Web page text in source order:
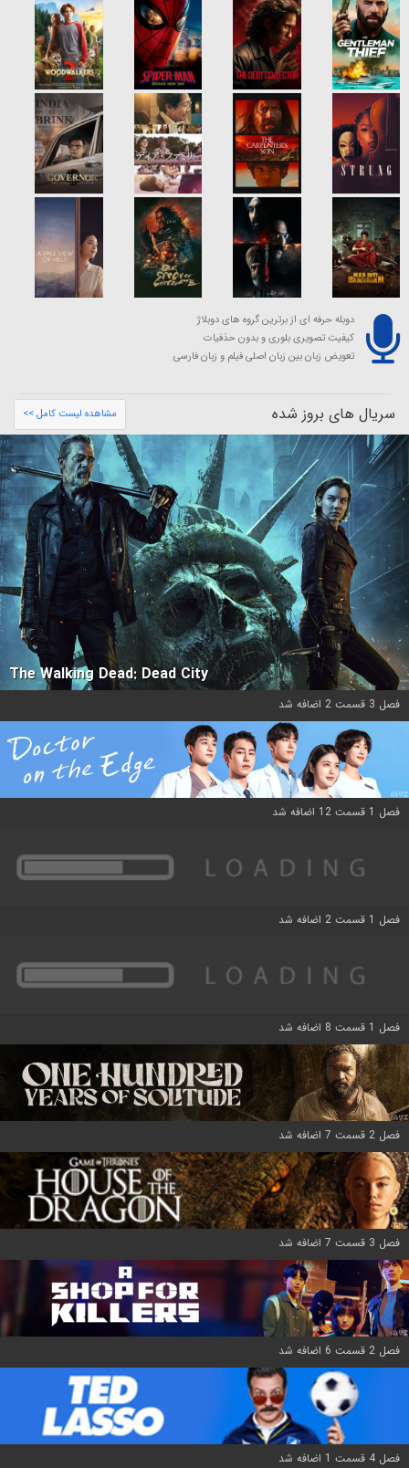
دوبله حرفه ای از برترین گروه های دوبلاژ
کیفیت تصویری بلوری و بدون حذفیات
تعویض زبان بین زبان اصلی فیلم و زبان فارسی
سریال های بروز شده مشاهده لیست کامل >>
The Walking Dead: Dead City
فصل 3 قسمت 2 اضافه شد
فصل 1 قسمت 12 اضافه شد
فصل 1 قسمت 2 اضافه شد
فصل 1 قسمت 8 اضافه شد
فصل 2 قسمت 7 اضافه شد
فصل 3 قسمت 7 اضافه شد
فصل 2 قسمت 6 اضافه شد
فصل 4 قسمت 1 اضافه شد